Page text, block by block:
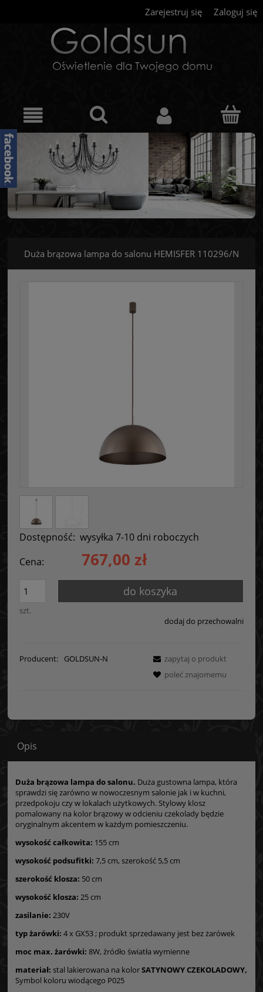
Zarejestruj się Zaloguj się
Duża brązowa lampa do salonu HEMISFER 110296/N
Dostępność: wysyłka 7-10 dni roboczych
Cena:
767,00 zł
szt.
do koszyka
dodaj do przechowalni
Producent: GOLDSUN-N
zapytaj o produkt
poleć znajomemu
Opis
Duża brązowa lampa do salonu. Duża gustowna lampa, która
sprawdzi się zarówno w nowoczesnym salonie jak i w kuchni,
przedpokoju czy w lokalach użytkowych. Stylowy klosz
pomalowany na kolor brązowy w odcieniu czekolady będzie
oryginalnym akcentem w każdym pomieszczeniu.
wysokość całkowita: 155 cm
wysokość podsufitki: 7,5 cm, szerokość 5,5 cm
szerokość klosza: 50 cm
wysokość klosza: 25 cm
zasilanie: 230V
typ żarówki: 4 x GX53 ; produkt sprzedawany jest bez żarówek
moc max. żarówki: 8W, źródło światła wymienne
materiał: stal lakierowana na kolorSATYNOWY CZEKOLADOWY,
Symbol koloru wiodącego P025